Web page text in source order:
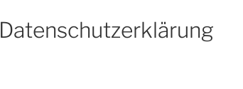
Datenschutzerklärung